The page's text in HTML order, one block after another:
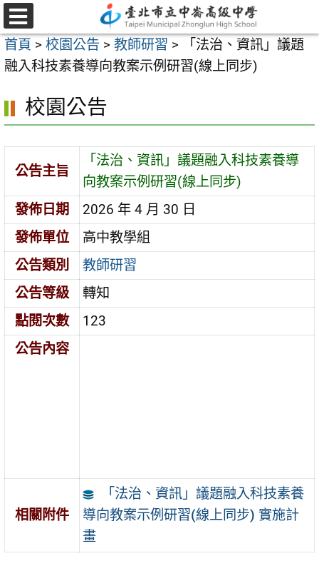
跳
至
主
要
容
選
單
首頁 > 校園公告 > 教師研習 >
「法治、資訊」議題
融入科技素養導向教案示例研習(線上同步)
校園公告
公告主旨
「法治、資訊」議題融入科技素養導
向教案示例研習(線上同步)
發佈日期
2026 年 4 月 30 日
發佈單位
高中教學組
公告類別
教師研習
公告等級
轉知
點閱次數
123
公告內容
相關附件
「法治、資訊」議題融入科技素養
導向教案示例研習(線上同步) 實施計
畫